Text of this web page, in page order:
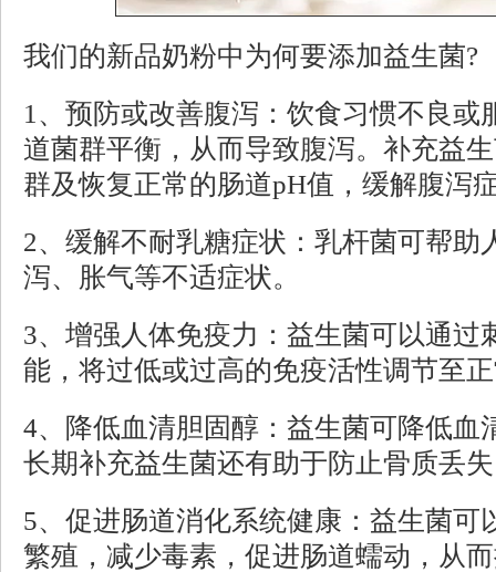
我们的新品奶粉中为何要添加益生菌?
1、预防或改善腹泻：饮食习惯不良或
道菌群平衡，从而导致腹泻。补充益
群及恢复正常的肠道pH值，缓解腹泻
2、缓解不耐乳糖症状：乳杆菌可帮助
泻、胀气等不适症状。
3、增强人体免疫力：益生菌可以通过
能，将过低或过高的免疫活性调节至
4、降低血清胆固醇：益生菌可降低血
长期补充益生菌还有助于防止骨质丢
5、促进肠道消化系统健康：益生菌可
繁殖，减少毒素，促进肠道蠕动，从